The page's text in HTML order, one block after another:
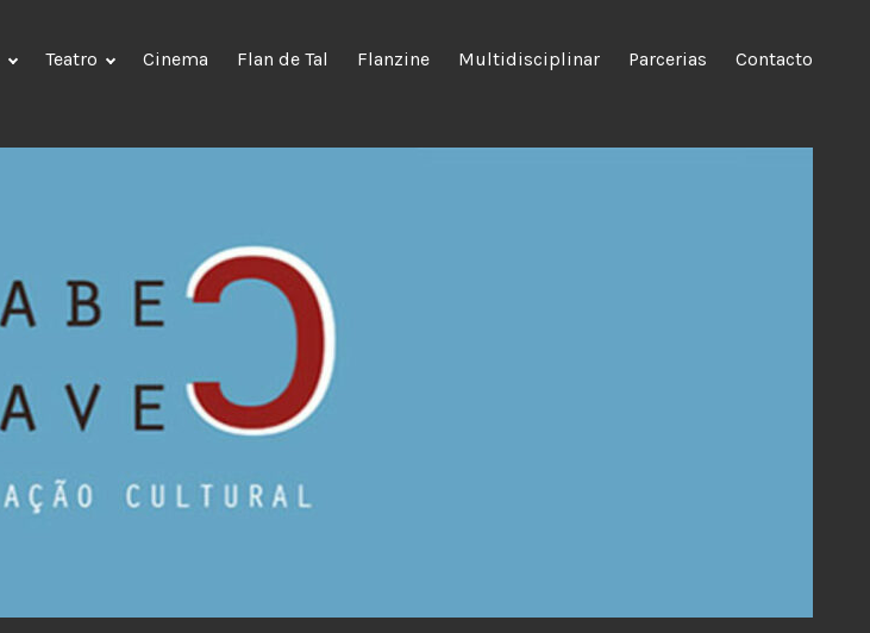
Teatro Cinema Flan de Tal Flanzine Multidisciplinar Parcerias Contacto